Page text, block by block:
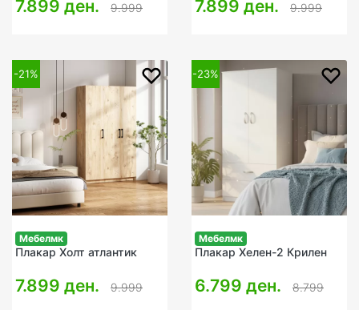
7.899 ден. 9.999 7.899 ден. 9.999
-21%
Мебелмк
Плакар Холт атлантик
7.899 ден. 9.999
-23%
Мебелмк
Плакар Хелен-2 Крилен
6.799 ден. 8.799